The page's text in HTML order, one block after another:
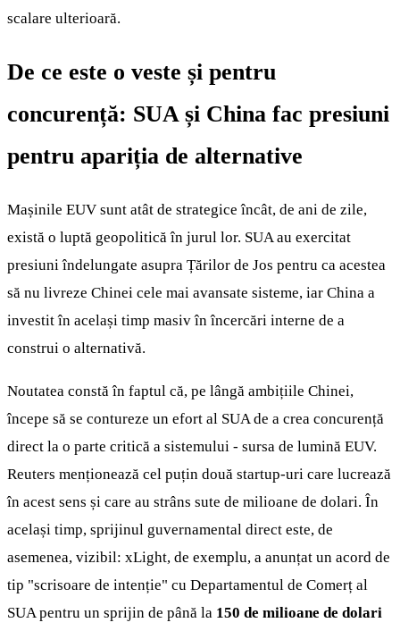
scalare ulterioară.
De ce este o veste și pentru
concurență: SUA și China fac presiuni
pentru apariția de alternative
Mașinile EUV sunt atât de strategice încât, de ani de zile,
există o luptă geopolitică în jurul lor. SUA au exercitat
presiuni îndelungate asupra Țărilor de Jos pentru ca acestea
să nu livreze Chinei cele mai avansate sisteme, iar China a
investit în același timp masiv în încercări interne de a
construi o alternativă.
Noutatea constă în faptul că, pe lângă ambițiile Chinei,
începe să se contureze un efort al SUA de a crea concurență
direct la o parte critică a sistemului - sursa de lumină EUV.
Reuters menționează cel puțin două startup-uri care lucrează
în acest sens și care au strâns sute de milioane de dolari. În
același timp, sprijinul guvernamental direct este, de
asemenea, vizibil: xLight, de exemplu, a anunțat un acord de
tip "scrisoare de intenție" cu Departamentul de Comerț al
SUA pentru un sprijin de până la 150 de milioane de dolari